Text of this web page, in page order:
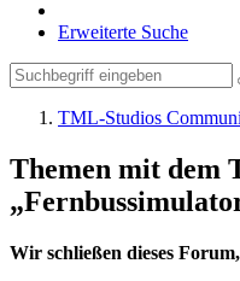
Erweiterte Suche
TML-Studios
Themen mit dem
Wir schließen dieses